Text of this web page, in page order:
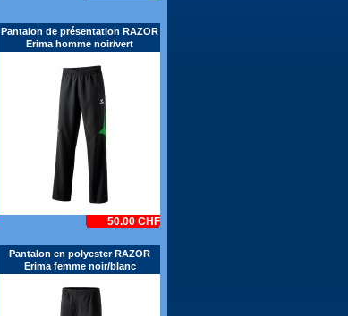
Pantalon de présentation RAZOR
Erima homme noir/vert
50.00 CHF
Pantalon en polyester RAZOR
Erima femme noir/blanc